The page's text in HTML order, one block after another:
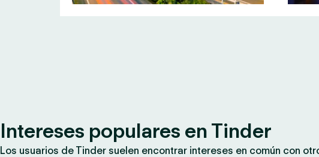
Intereses populares en Tinder
Los usuarios de Tinder suelen encontrar intereses en común con